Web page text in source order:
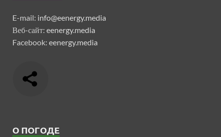
E-mail: info@eenergy.media
Веб-сайт: eenergy.media
Facebook: eenergy.media
О ПОГОДЕ